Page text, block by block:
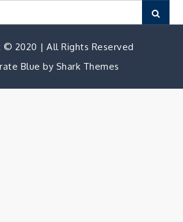
© 2020 | All Rights Reserved
Blue by Shark Themes